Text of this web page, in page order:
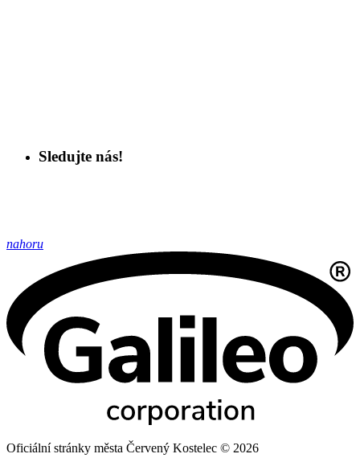
Sledujte nás!
nahoru
Oficiální stránky města Červený Kostelec © 2026